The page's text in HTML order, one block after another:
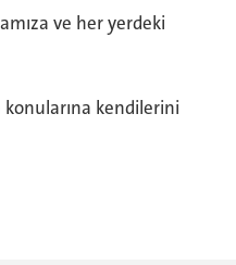
ve her yerdeki
kendilerini